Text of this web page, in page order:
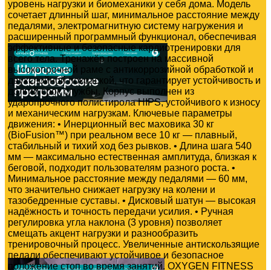
уровень нагрузки и биомеханики у себя дома. Модель
сочетает длинный шаг, минимальное расстояние между
педалями, электромагнитную систему нагружения и
расширенный программный функционал, обеспечивая
эффективные и безопасные кардиотренировки для
всего тела. Тренажёр построен на массивной
высокопрочной раме с антикоррозийной обработкой и
двухслойной покраской, что гарантирует устойчивость и
долгий срок службы. Корпус выполнен из
ударопрочного полистирола HIPS, устойчивого к износу
и механическим нагрузкам. Ключевые параметры
движения: • Инерционный вес маховика 30 кг
(BioFusion™) при реальном весе 10 кг — плавный,
стабильный и тихий ход без рывков. • Длина шага 540
мм — максимально естественная амплитуда, близкая к
беговой, подходит пользователям разного роста. •
Минимальное расстояние между педалями — 60 мм,
что значительно снижает нагрузку на колени и
тазобедренные суставы. • Дисковый шатун — высокая
надёжность и точность передачи усилия. • Ручная
регулировка угла наклона (3 уровня) позволяет
смещать акцент нагрузки и разнообразить
тренировочный процесс. Увеличенные антискользящие
педали обеспечивают устойчивое и безопасное
положение стоп во время занятий. OXYGEN FITNESS